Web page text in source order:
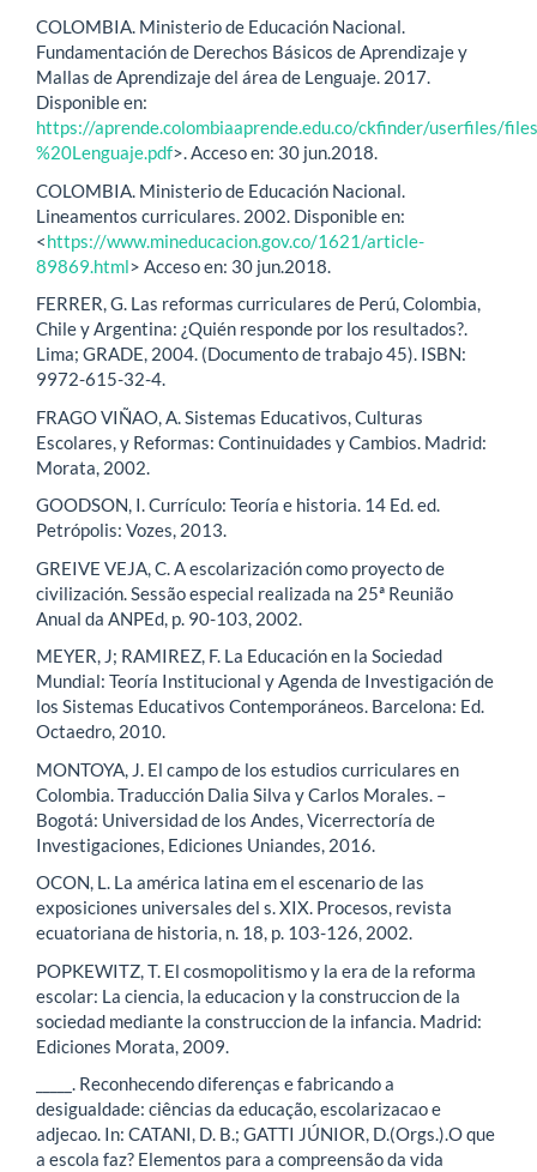
COLOMBIA. Ministerio de Educación Nacional.
Fundamentación de Derechos Básicos de Aprendizaje y
Mallas de Aprendizaje del área de Lenguaje. 2017.
Disponible en:
https://aprende.colombiaaprende.edu.co/ckfinder/userfiles/
%20Lenguaje.pdf>. Acceso en: 30 jun.2018.
COLOMBIA. Ministerio de Educación Nacional.
Lineamentos curriculares. 2002. Disponible en:
<https://www.mineducacion.gov.co/1621/article-
89869.html> Acceso en: 30 jun.2018.
FERRER, G. Las reformas curriculares de Perú, Colombia,
Chile y Argentina: ¿Quién responde por los resultados?.
Lima; GRADE, 2004. (Documento de trabajo 45). ISBN:
9972-615-32-4.
FRAGO VIÑAO, A. Sistemas Educativos, Culturas
Escolares, y Reformas: Continuidades y Cambios. Madrid:
Morata, 2002.
GOODSON, I. Currículo: Teoría e historia. 14 Ed. ed.
Petrópolis: Vozes, 2013.
GREIVE VEJA, C. A escolarización como proyecto de
civilización. Sessão especial realizada na 25ª Reunião
Anual da ANPEd, p. 90-103, 2002.
MEYER, J; RAMIREZ, F. La Educación en la Sociedad
Mundial: Teoría Institucional y Agenda de Investigación de
los Sistemas Educativos Contemporáneos. Barcelona: Ed.
Octaedro, 2010.
MONTOYA, J. El campo de los estudios curriculares en
Colombia. Traducción Dalia Silva y Carlos Morales. –
Bogotá: Universidad de los Andes, Vicerrectoría de
Investigaciones, Ediciones Uniandes, 2016.
OCON, L. La américa latina em el escenario de las
exposiciones universales del s. XIX. Procesos, revista
ecuatoriana de historia, n. 18, p. 103-126, 2002.
POPKEWITZ, T. El cosmopolitismo y la era de la reforma
escolar: La ciencia, la educacion y la construccion de la
sociedad mediante la construccion de la infancia. Madrid:
Ediciones Morata, 2009.
_____. Reconhecendo diferenças e fabricando a
desigualdade: ciências da educação, escolarizacao e
adjecao. In: CATANI, D. B.; GATTI JÚNIOR, D.(Orgs.).O que
a escola faz? Elementos para a compreensão da vida